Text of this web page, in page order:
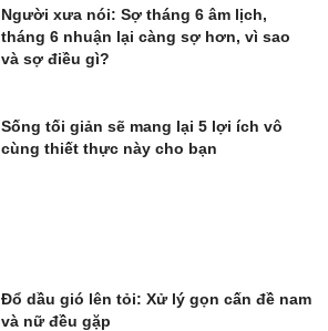
Người xưa nói: Sợ tháng 6 âm lịch,
tháng 6 nhuận lại càng sợ hơn, vì sao
và sợ điều gì?
Sống tối giản sẽ mang lại 5 lợi ích vô
cùng thiết thực này cho bạn
Đổ dầu gió lên tỏi: Xử lý gọn cấn đề nam
và nữ đều gặp